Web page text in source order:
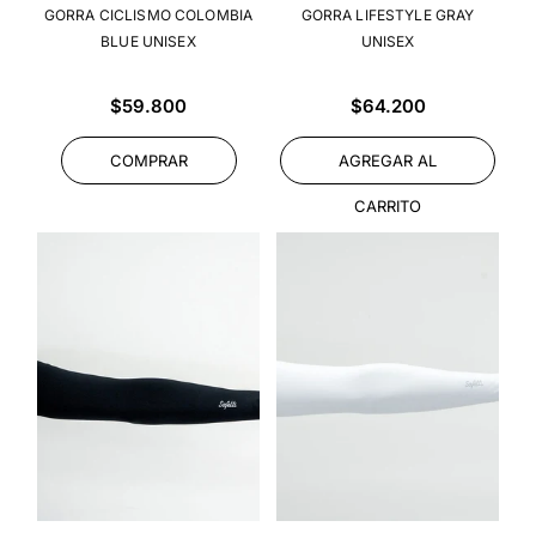
GORRA CICLISMO COLOMBIA
BLUE UNISEX
Precio
$59.800
COMPRAR
GORRA LIFESTYLE GRAY
UNISEX
Precio
$64.200
AGREGAR AL
CARRITO